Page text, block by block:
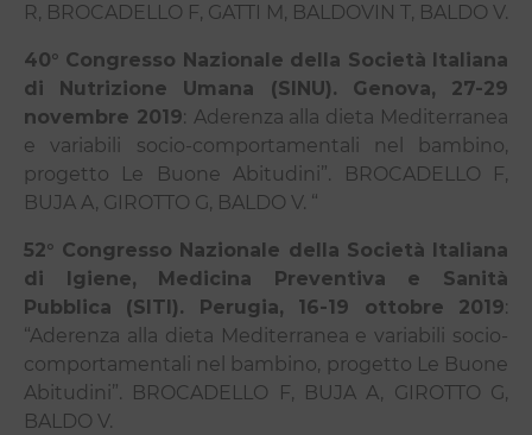
R, BROCADELLO F, GATTI M, BALDOVIN T, BALDO V.
40° Congresso Nazionale della Società Italiana
di Nutrizione Umana (SINU). Genova, 27-29
novembre 2019: Aderenza alla dieta Mediterranea
e variabili socio-comportamentali nel bambino,
progetto Le Buone Abitudini”. BROCADELLO F,
BUJA A, GIROTTO G, BALDO V. “
52° Congresso Nazionale della Società Italiana
di Igiene, Medicina Preventiva e Sanità
Pubblica (SITI). Perugia, 16-19 ottobre 2019:
“Aderenza alla dieta Mediterranea e variabili socio-
comportamentali nel bambino, progetto Le Buone
Abitudini”. BROCADELLO F, BUJA A, GIROTTO G,
BALDO V.